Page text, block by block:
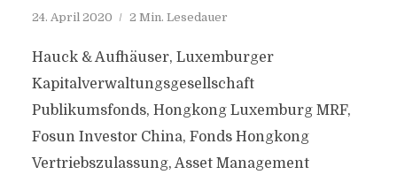
24. April 2020 2 Min. Lesedauer
Hauck & Aufhäuser, Luxemburger
Kapitalverwaltungsgesellschaft
Publikumsfonds, Hongkong Luxemburg MRF,
Fosun Investor China, Fonds Hongkong
Vertriebszulassung, Asset Management